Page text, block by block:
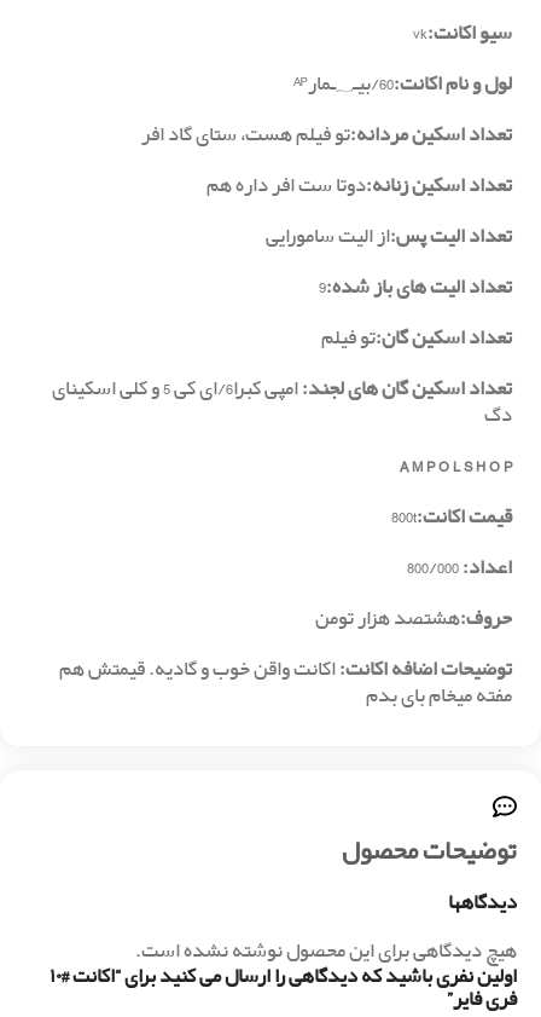
سیو اکانت:vk
لول و نام اکانت:60/بیـ؁ـمارᴬᴾ
تعداد اسکین مردانه:تو فیلم هست، ستای گاد افر
تعداد اسکین زنانه:دوتا ست افر داره هم
تعداد الیت پس:از الیت سامورایی
تعداد الیت های باز شده:9
تعداد اسکینگان:تو فیلم
تعداد اسکین گان های لجند:
امپی کبرا6/ای کی 5 و کلی اسکینای
دگ
A M P O L S H O P
قیمت اکانت:800t
اعداد:
حروف:هشتصد هزار تومن
توضیحات اضافه اکانت:اکانت واقن خوب و گادیه. قیمتش هم
مفته میخام بای بدم
توضیحات محصول
دیدگاهها
هیچ دیدگاهی برای این محصول نوشته نشده است.
اولین نفری باشید که دیدگاهی را ارسال می کنید برای “اکانت #۱۰
فری فایر”